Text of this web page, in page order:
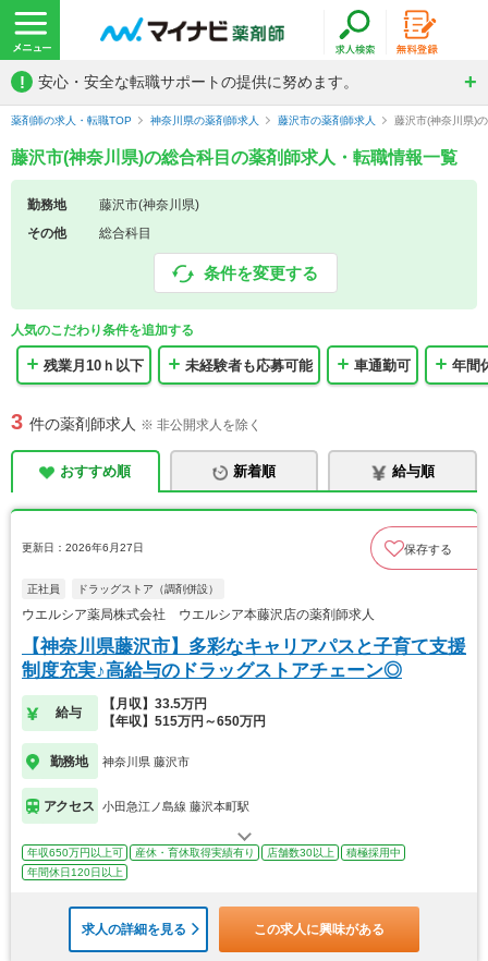
! 安心・安全な転職サポートの提供に努めます。
薬剤師の求人・転職TOP 神奈川県の薬剤師求人 藤沢市の薬剤師求人 藤沢市(神奈川県)
藤沢市(神奈川県)の総合科目の薬剤師求人・転職情報一覧
勤務地
藤沢市(神奈川県)
その他
総合科目
条件を変更する
人気のこだわり条件を追加する
残業月10ｈ以下 未経験者も応募可能 車通勤可 年間
3 件の薬剤師求人 ※ 非公開求人を除く
おすすめ順 新着順 給与順
更新日：2026年6月27日 保存する
正社員 ドラッグストア（調剤併設）
ウエルシア薬局株式会社 ウエルシア本藤沢店の薬剤師求人
【神奈川県藤沢市】多彩なキャリアパスと子育て支援
制度充実♪高給与のドラッグストアチェーン◎
給与
【月収】33.5万円
【年収】515万円～650万円
勤務地 神奈川県 藤沢市
アクセス 小田急江ノ島線 藤沢本町駅
年収650万円以上可 産休・育休取得実績有り 店舗数30以上
積極採用中
年間休日120日以上
求人の詳細を見る この求人に興味がある